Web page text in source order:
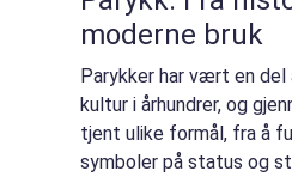
moderne bruk
Parykker har vært en del
kultur i århundrer, og
tjent ulike formål, fra å
symboler på status og